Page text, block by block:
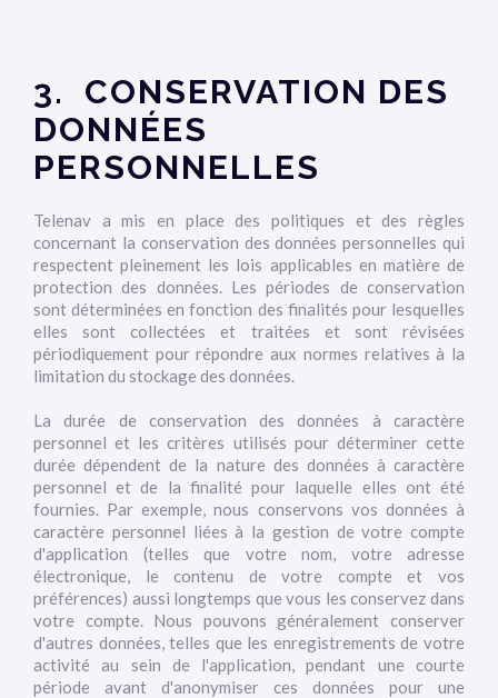
3. CONSERVATION DES
DONNÉES
PERSONNELLES
Telenav a mis en place des politiques et des règles
concernant la conservation des données personnelles qui
respectent pleinement les lois applicables en matière de
protection des données. Les périodes de conservation
sont déterminées en fonction des finalités pour lesquelles
elles sont collectées et traitées et sont révisées
périodiquement pour répondre aux normes relatives à la
limitation du stockage des données.
La durée de conservation des données à caractère
personnel et les critères utilisés pour déterminer cette
durée dépendent de la nature des données à caractère
personnel et de la finalité pour laquelle elles ont été
fournies. Par exemple, nous conservons vos données à
caractère personnel liées à la gestion de votre compte
d'application (telles que votre nom, votre adresse
électronique, le contenu de votre compte et vos
préférences) aussi longtemps que vous les conservez dans
votre compte. Nous pouvons généralement conserver
d'autres données, telles que les enregistrements de votre
activité au sein de l'application, pendant une courte
période avant d'anonymiser ces données pour une